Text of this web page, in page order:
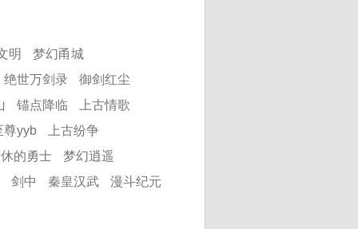
明
梦幻甬城
绝世万剑录
御剑红尘
锚点降临
上古情歌
尊yyb
上古纷争
的勇士
梦幻逍遥
剑中
秦皇汉武 漫斗纪元